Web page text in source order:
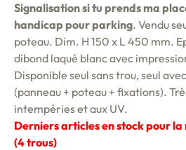
Signalisation si tu prends ma
handicap pour parking. Vendu
poteau. Dim. H 150 x L 450 mm.
dibond laqué blanc avec
Disponible seul sans trou, seul
(panneau + poteau + fixations).
intempéries et aux UV.
Derniers articles en stock pour
(4 trous)